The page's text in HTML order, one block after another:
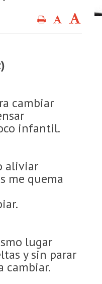
cambiar
infantil.
aliviar
me quema
lugar
y sin parar
cambiar.